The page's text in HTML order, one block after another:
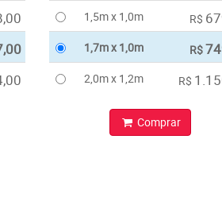
1,5m x 1,0m
R$
1,7m x 1,0m R$
2,0m x 1,2m R$
Comprar